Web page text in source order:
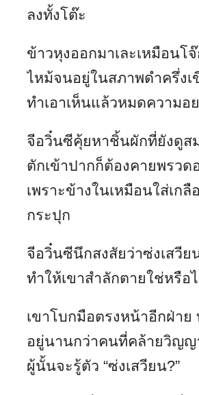
ลงทั้งโต๊ะ
ข้าวหุงออกมาเละเหมือนโ
ไหม้จนอยู่ในสภาพดำครึ่งเ
ทำเอาเห็นแล้วหมดความอ
จีอวิ๋นซีคุ้ยหาชิ้นผักที่ยังดูส
ตักเข้าปากก็ต้องคายพรวด
เพราะข้างในเหมือนใส่เกลื
กระปุก
จีอวิ๋นซีนึกสงสัยว่าซ่งเสวีย
ทำให้เขาสำลักตายใช่หรือ
เขาโบกมือตรงหน้าอีกฝ่าย
อยู่นานกว่าคนที่คล้ายวิญ
ผู้นั้นจะรู้ตัว “ซ่งเสวียน?”